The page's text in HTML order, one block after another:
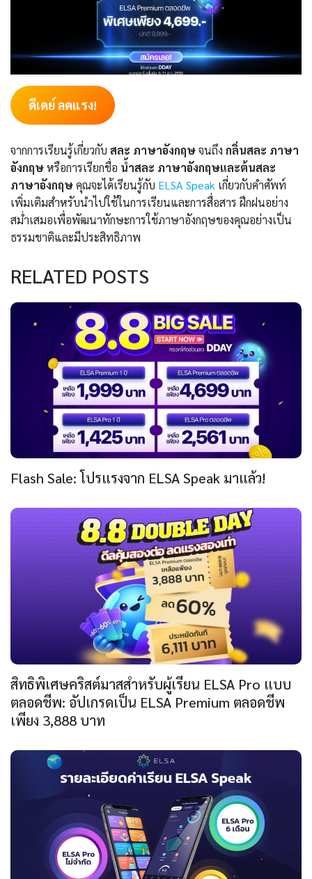
ดีเดย์ ลดแรง!
จากการเรียนรู้เกี่ยวกับ สละ ภาษาอังกฤษจนถึง กลิ่นสละ ภาษา
อังกฤษหรือการเรียกชื่อ น้ำสละ ภาษาอังกฤษและต้นสละ
ภาษาอังกฤษคุณจะได้เรียนรู้กับ ELSA Speak เกี่ยวกับคำศัพท์
เพิ่มเติมสำหรับนำไปใช้ในการเรียนและการสื่อสาร ฝึกฝนอย่าง
สม่ำเสมอเพื่อพัฒนาทักษะการใช้ภาษาอังกฤษของคุณอย่างเป็น
ธรรมชาติและมีประสิทธิภาพ
RELATED POSTS
Flash Sale: โปรแรงจาก ELSA Speak มาแล้ว!
สิทธิพิเศษคริสต์มาสสำหรับผู้เรียน ELSA Pro แบบ
ตลอดชีพ: อัปเกรดเป็น ELSA Premium ตลอดชีพ
เพียง 3,888 บาท